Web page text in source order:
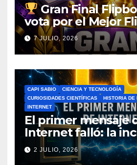
Gran Final
vota por el Mejor
del Ciclo Escolar
7 JULIO, 2026
CAPI SABIO
CIENCIA Y TECNOLOGÍA
CURIOSIDADES CIENTÍFICAS
HISTORIA DE
INTERNET
El primer mensaje
Internet falló: la
historia de
cambió el mundo
2 JULIO, 2026